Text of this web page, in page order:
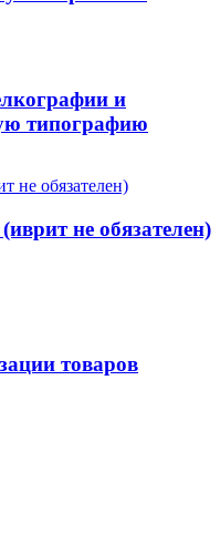
и
типографию
не обязателен)
товаров